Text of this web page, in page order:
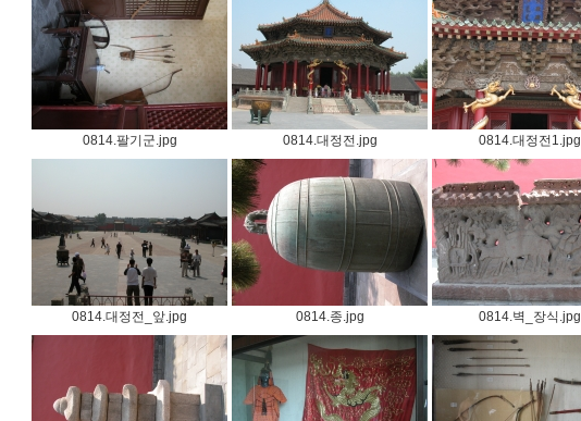
0814.팔기군.jpg 0814.대정전.jpg 0814.대정전1.jpg
0814.대정전_앞.jpg 0814.종.jpg 0814.벽_장식.jpg